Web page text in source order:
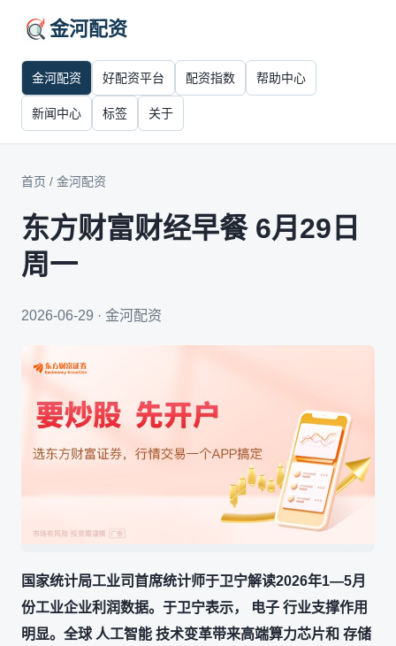
金河配资
金河配资 好配资平台 配资指数 帮助中心
新闻中心 标签 关于
首页 / 金河配资
东方财富财经早餐 6月29日
周一
2026-06-29 · 金河配资
国家统计局工业司首席统计师于卫宁解读2026年1—5月
份工业企业利润数据。于卫宁表示， 电子 行业支撑作用
明显。全球 人工智能 技术变革带来高端算力芯片和 存储